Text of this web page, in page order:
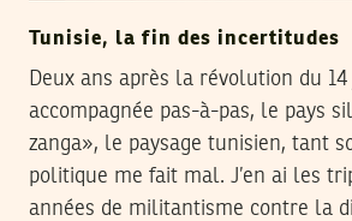
Tunisie, la fin des incertitudes
Deux ans après la révolution du 14
accompagnée pas-à-pas, le pays
zanga», ‎le paysage tunisien, tant
politique me fait mal. J’en ai les
années de ‎militantisme contre la